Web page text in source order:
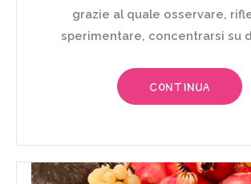
grazie al quale osservare,
sperimentare, concentrarsi su
CONTINUA